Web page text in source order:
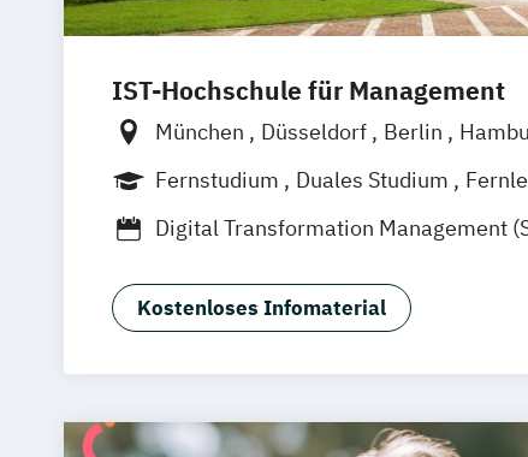
IST-Hochschule für Management
München Düsseldorf Berlin
Weil am Rhein
Frankfurt am Main
Innsbruck
Fernstudium Duales Studium
Digital Transformation Management
Hospitality Controlling & Hotel Asset
Hotel- und Tourismusmarketing
Tourismus Management
Kostenloses Infomaterial